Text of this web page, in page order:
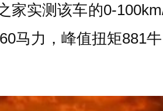
家实测该车的0-
马力，峰值扭矩881